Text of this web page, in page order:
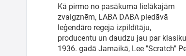
Kā pirmo no pasākuma lielākajām
zvaigznēm, LABA DABA piedāvā
leģendāro regeja izpildītāju,
producentu un daudzu jau par
1936. gadā Jamaikā, Lee "Scratch"